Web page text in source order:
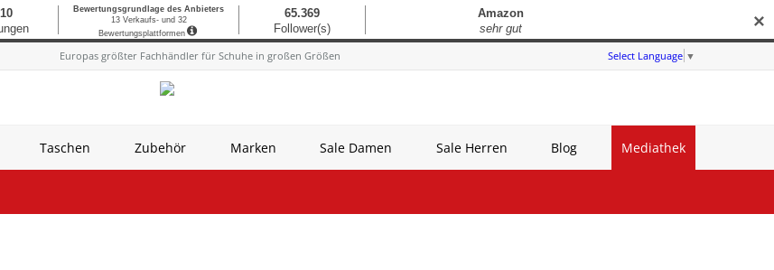
Europas größter Fachhändler für Schuhe in großen Größen Select Language ▼
Taschen Zubehör Marken Sale Damen Sale Herren Blog Mediathek
✕